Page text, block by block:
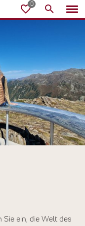
Sie ein, die Welt des